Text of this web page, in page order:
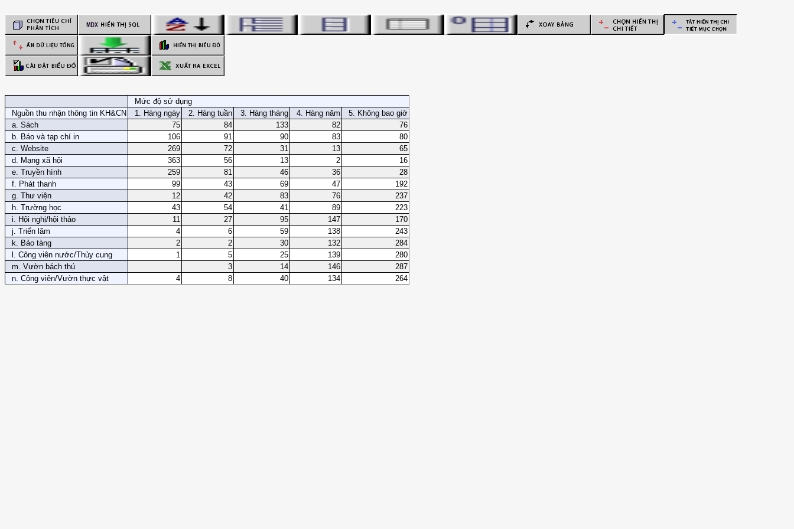
Mức độ sử dụng
Nguồn thu nhận thông tin KH&CN
1. Hàng ngày 2. Hàng tuần 3. Hàng tháng 4. Hàng năm
5. Không bao giờ
a. Sách
75 84 133 82
76
b. Báo và tạp chí in
106 91 90 83
80
c. Website
269 72 31 13
65
d. Mạng xã hội
363 56 13 2
16
e. Truyền hình
259 81 46 36
28
f. Phát thanh
99 43 69 47
192
g. Thư viện
12 42 83 76
237
h. Trường học
43 54 41 89
223
i. Hội nghị/hội thảo
11 27 95 147
170
j. Triển lãm
4 6 59 138
243
k. Bảo tàng
2 2 30 132
284
l. Công viên nước/Thủy cung
1 5 25 139
280
m. Vườn bách thú
3 14 146
287
n. Công viên/Vườn thực vật
4 8 40 134 264